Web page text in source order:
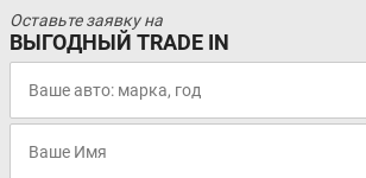
Оставьте заявку на
ВЫГОДНЫЙ TRADE IN